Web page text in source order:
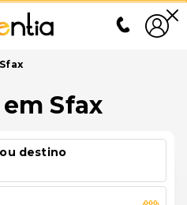
Sfax
Sfax
destino